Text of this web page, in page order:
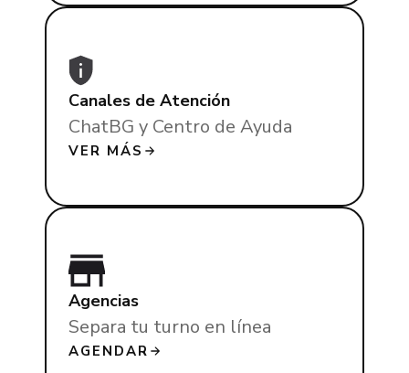
Canales de Atención
ChatBG y Centro de Ayuda
VER MÁS
Agencias
Separa tu turno en línea
AGENDAR